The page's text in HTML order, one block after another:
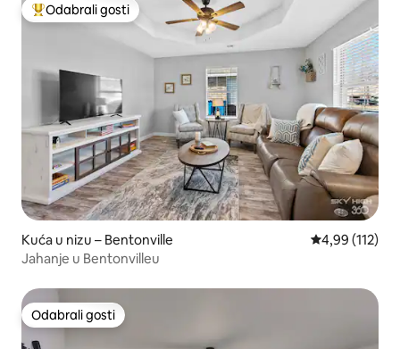
Među najviše rangiranima s oznakom „Odabrali gosti”
Odabrali gosti
Kuća u nizu – Bentonville Prosječna
4,99 (112)
Jahanje u Bentonvilleu
Odabrali gosti
Odabrali gosti